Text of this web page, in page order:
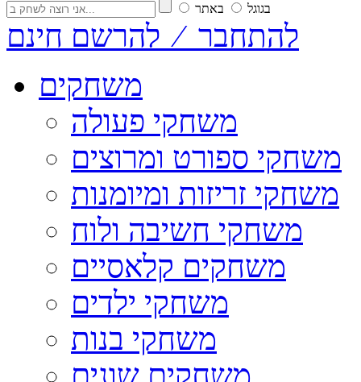
בגוגל באתר
להתחבר ⁄ להרשם חינם
משחקים
משחקי פעולה
משחקי ספורט ומרוצים
משחקי זריזות ומיומנות
משחקי חשיבה ולוח
משחקים קלאסיים
משחקי ילדים
משחקי בנות
משחקים שונים